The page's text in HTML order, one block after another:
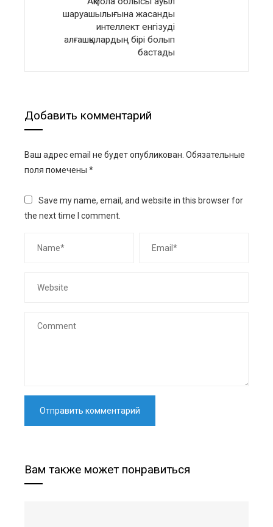
шаруашылығына жасанды
интеллект енгізуді
алғашқылардың бірі болып
бастады
Добавить комментарий
Ваш адрес email не будет опубликован. Обязательные
поля помечены *
Save my name, email, and website in this browser for
the next time I comment.
Вам также может понравиться